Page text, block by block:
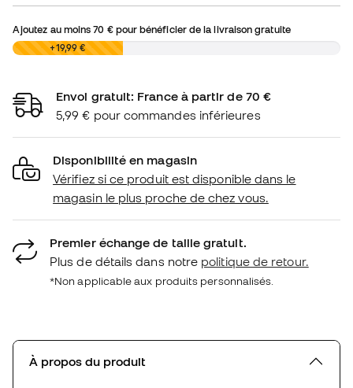
Ajoutez au moins70 €pour bénéficier de la livraison gratuite
0,00 € +19,99 €
Envoi gratuit: France à partir de 70 €
5,99 € pour commandes inférieures
Disponibilité en magasin
Vérifiez si ce produit est disponible dans le
magasin le plus proche de chez vous.
Premier échange de taille gratuit.
Plus de détails dans notre politique de retour.
*Non applicable aux produits personnalisés.
À propos du produit